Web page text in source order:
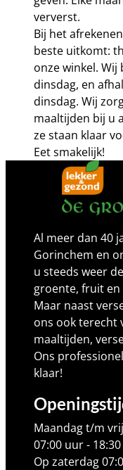
ververst.
Bij het
beste uitkomt:
onze winkel.
dinsdag, en
dinsdag. Wij
maaltijden bij u
ze staan klaar
Eet smakelijk!
Al meer dan 40
Gorinchem en
u steeds weer
groente, fruit
Maar naast
ons ook terecht
maaltijden,
Ons
klaar!
Maandag t/m
07:00 uur -
Op zaterdag